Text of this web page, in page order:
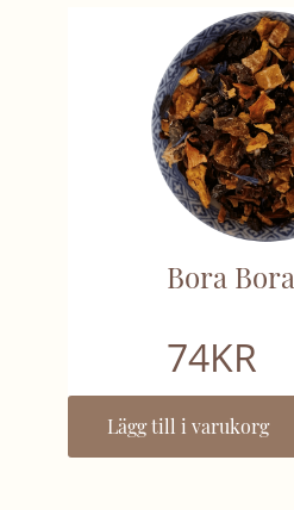
Bora Bora
74KR
Lägg till i varukorg